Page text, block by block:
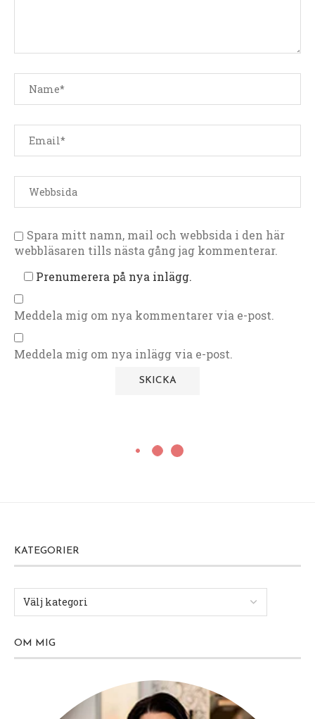
Spara mitt namn, mail och webbsida i den här
webbläsaren tills nästa gång jag kommenterar.
Prenumerera på nya inlägg.
Meddela mig om nya kommentarer via e-post.
Meddela mig om nya inlägg via e-post.
KATEGORIER
OM MIG